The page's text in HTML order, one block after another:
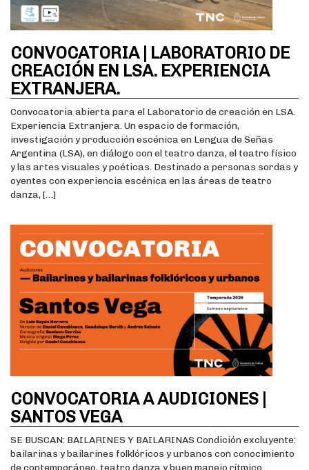
CONVOCATORIA | LABORATORIO DE
CREACIÓN EN LSA. EXPERIENCIA
EXTRANJERA.
Convocatoria abierta para el Laboratorio de creación en LSA.
Experiencia Extranjera. Un espacio de formación,
investigación y producción escénica en Lengua de Señas
Argentina (LSA), en diálogo con el teatro danza, el teatro físico
y las artes visuales y poéticas. Destinado a personas sordas y
oyentes con experiencia escénica en las áreas de teatro
danza, […]
CONVOCATORIA A AUDICIONES |
SANTOS VEGA
SE BUSCAN: BAILARINES Y BAILARINAS Condición excluyente:
bailarinas y bailarines folklóricos y urbanos con conocimiento
de contemporáneo, teatro danza y buen manejo rítmico.